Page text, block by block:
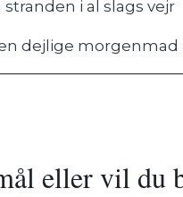
eller vil du